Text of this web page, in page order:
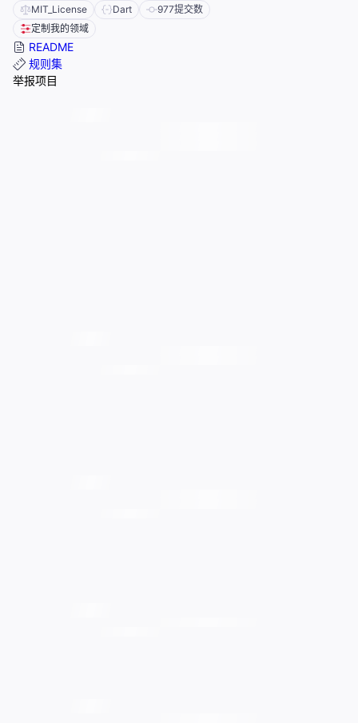
MIT_License Dart 977提交数
定制我的领域
README
规则集
举报项目